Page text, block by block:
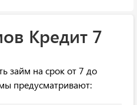
Кредит 7
займ на срок от 7 до
предусматривают: